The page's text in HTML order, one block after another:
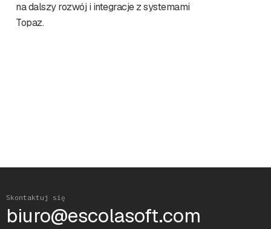
na dalszy rozwój i integracje z systemami
Topaz.
Skontaktuj się
biuro@escolasoft.com